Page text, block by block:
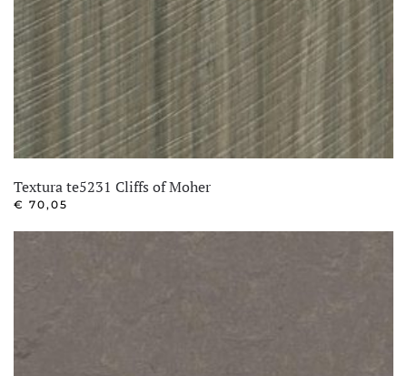
Textura te5231 Cliffs of Moher
€ 70,05